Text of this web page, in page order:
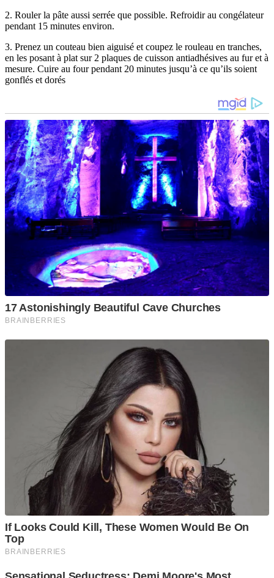
2. Rouler la pâte aussi serrée que possible. Refroidir au congélateur
pendant 15 minutes environ.
3. Prenez un couteau bien aiguisé et coupez le rouleau en tranches,
en les posant à plat sur 2 plaques de cuisson antiadhésives au fur et à
mesure. Cuire au four pendant 20 minutes jusqu’à ce qu’ils soient
gonflés et dorés